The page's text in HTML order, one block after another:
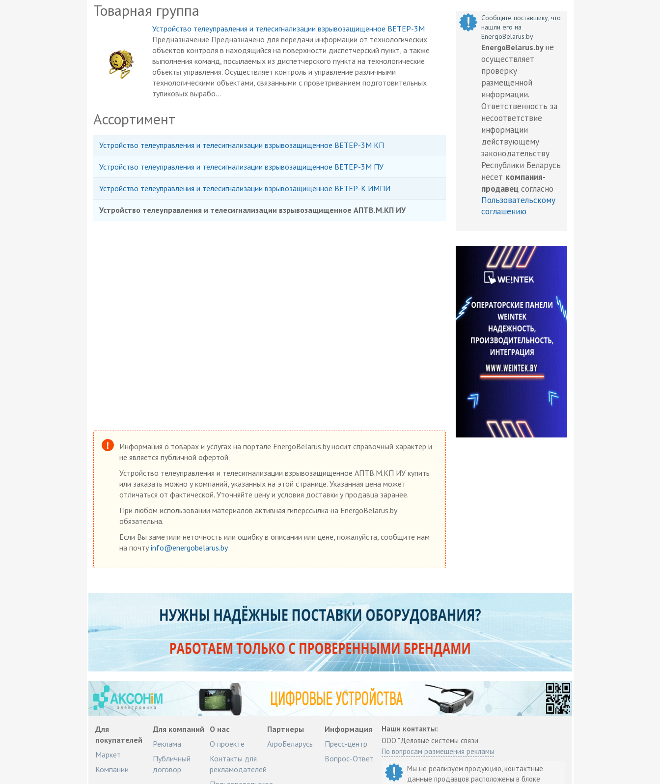
Товарная группа
Устройство телеуправления и телесигнализации взрывозащищенное ВЕТЕР-3М
Предназначение Предназначено для передачи информации от технологических
объектов контроля в находящийся на поверхности диспетчерский пункт, а также
выполнения команд, посылаемых из диспетчерского пункта на технологические
объекты управления. Осуществляет контроль и управление различными
технологическими объектами, связанными с проветриванием подготовительных
тупиковых вырабо...
Ассортимент
Устройство телеуправления и телесигнализации взрывозащищенное ВЕТЕР-3М КП
Устройство телеуправления и телесигнализации взрывозащищенное ВЕТЕР-3М ПУ
Устройство телеуправления и телесигнализации взрывозащищенное ВЕТЕР-К ИМПИ
Устройство телеуправления и телесигнализации взрывозащищенное АПТВ.М.КП ИУ
Сообщите поставщику, что
нашли его на
EnergoBelarus.by
EnergoBelarus.by не
осуществляет
проверку
размещенной
информации.
Ответственность за
несоответствие
информации
действующему
законодательству
Республики Беларусь
несет компания-
продавец согласно
Пользовательскому
соглашению
Информация о товарах и услугах на портале EnergoBelarus.by носит справочный характер и
не является публичной офертой.
Устройство телеуправления и телесигнализации взрывозащищенное АПТВ.М.КП ИУ купить
или заказать можно у компаний, указанных на этой странице. Указанная цена может
отличаться от фактической. Уточняйте цену и условия доставки у продавца заранее.
При любом использовании материалов активная гиперссылка на EnergoBelarus.by
обязательна.
Если Вы заметили неточность или ошибку в описании или цене, пожалуйста, сообщите нам
на почту info@energobelarus.by.
Для
покупателей
Маркет
Компании
Для компаний
Реклама
Публичный
договор
О нас
О проекте
Контакты для
рекламодателей
Партнеры
АгроБеларусь
Информация
Пресс-центр
Вопрос-Ответ
Наши контакты:
ООО "Деловые системы связи"
По вопросам размещения рекламы
Мы не реализуем продукцию, контактные
данные продавцов расположены в блоке